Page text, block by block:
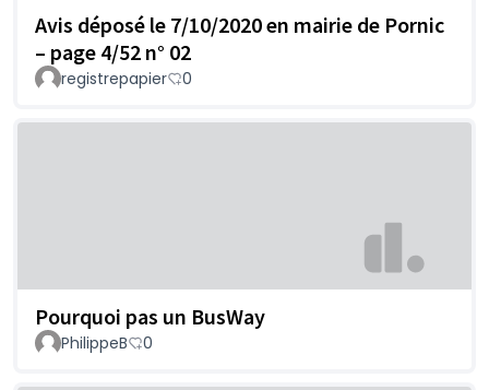
Avis déposé le 7/10/2020 en mairie de Pornic
– page 4/52 n° 02
registrepapier 0
Pourquoi pas un BusWay
PhilippeB 0